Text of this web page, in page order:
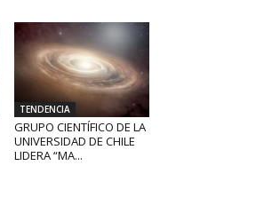
TENDENCIA
GRUPO CIENTÍFICO DE LA
UNIVERSIDAD DE CHILE
LIDERA “MA...